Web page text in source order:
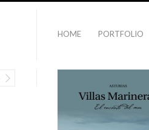
HOME PORTFOLIO